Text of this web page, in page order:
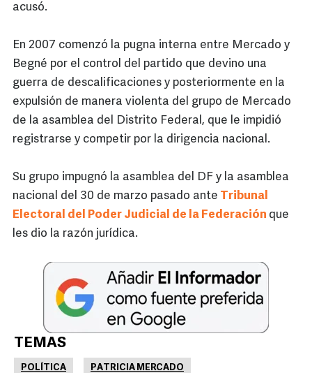
acusó.
En 2007 comenzó la pugna interna entre Mercado y
Begné por el control del partido que devino una
guerra de descalificaciones y posteriormente en la
expulsión de manera violenta del grupo de Mercado
de la asamblea del Distrito Federal, que le impidió
registrarse y competir por la dirigencia nacional.
Su grupo impugnó la asamblea del DF y la asamblea
nacional del 30 de marzo pasado ante Tribunal
Electoral del Poder Judicial de la Federación que
les dio la razón jurídica.
TEMAS
POLÍTICA PATRICIA MERCADO